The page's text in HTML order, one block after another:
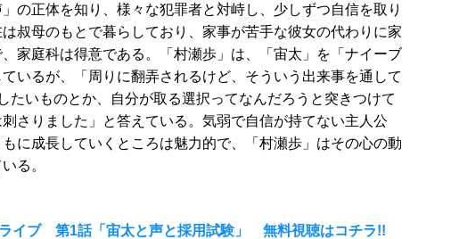
の正体を知り、様々な犯罪者と対峙し、少しずつ自信を取り
叔母のもとで暮らしており、家事が苦手な彼女の代わりに家
家庭科は得意である。「村瀬歩」は、「宙太」を「ナイーブ
いるが、「周りに翻弄されるけど、そういう出来事を通して
たいものとか、自分が取る選択ってなんだろうと突きつけて
刺さりました」と答えている。気弱で自信が持てない主人公
に成長していくところは魅力的で、「村瀬歩」はその心の動
る。
イブ 第1話「宙太と声と採用試験」 無料視聴はコチラ!!